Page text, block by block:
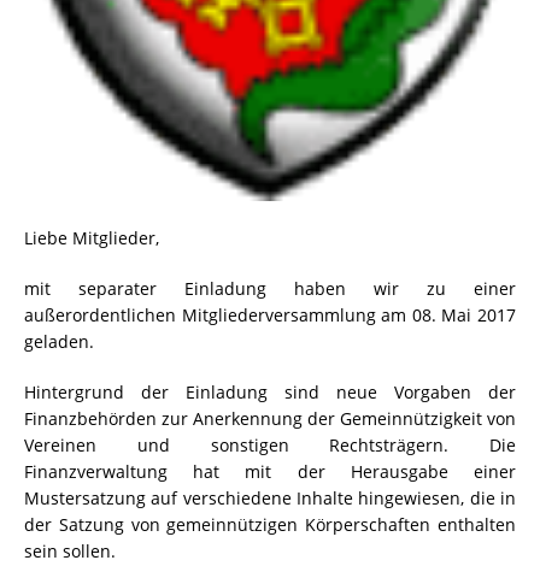
Liebe Mitglieder,
mit separater Einladung haben wir zu einer
außerordentlichen Mitgliederversammlung am 08. Mai 2017
geladen.
Hintergrund der Einladung sind neue Vorgaben der
Finanzbehörden zur Anerkennung der Gemeinnützigkeit von
Vereinen und sonstigen Rechtsträgern. Die
Finanzverwaltung hat mit der Herausgabe einer
Mustersatzung auf verschiedene Inhalte hingewiesen, die in
der Satzung von gemeinnützigen Körperschaften enthalten
sein sollen.